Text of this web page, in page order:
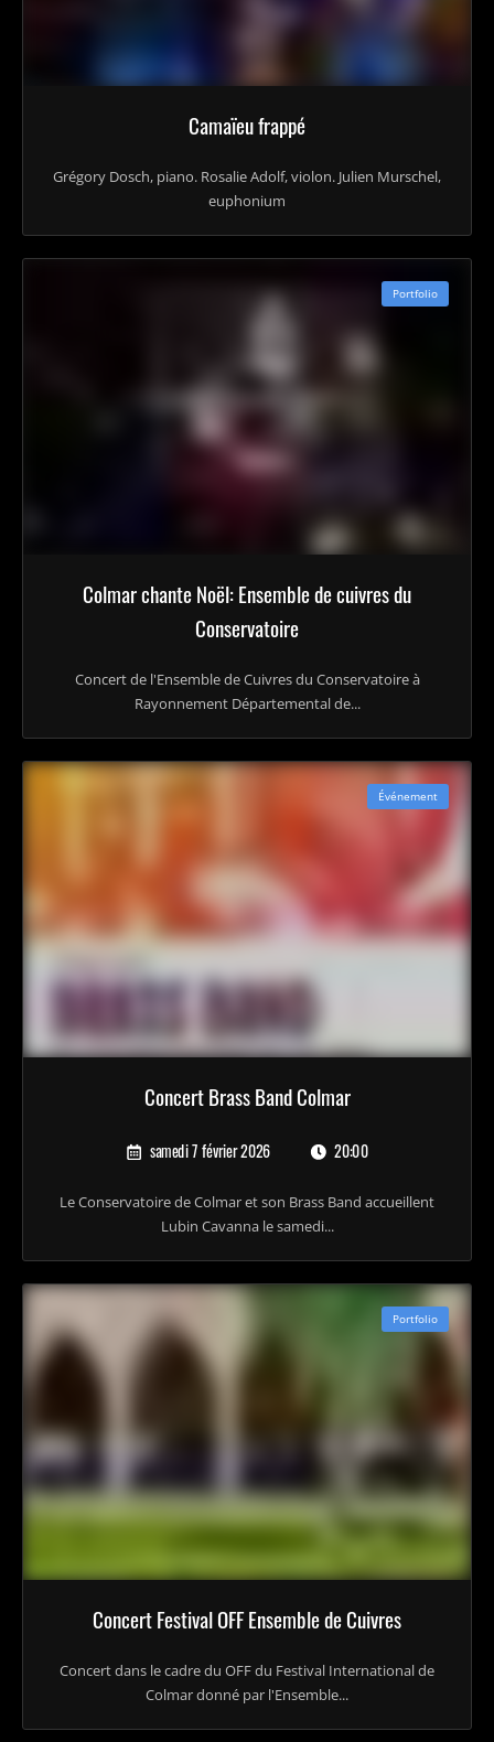
Camaïeu frappé
Grégory Dosch, piano. Rosalie Adolf, violon. Julien Murschel,
euphonium
Portfolio
Colmar chante Noël: Ensemble de cuivres du
Conservatoire
Concert de l'Ensemble de Cuivres du Conservatoire à
Rayonnement Départemental de...
Événement
Concert Brass Band Colmar
samedi 7 février 2026 20:00
Le Conservatoire de Colmar et son Brass Band accueillent
Lubin Cavanna le samedi...
Portfolio
Concert Festival OFF Ensemble de Cuivres
Concert dans le cadre du OFF du Festival International de
Colmar donné par l'Ensemble...